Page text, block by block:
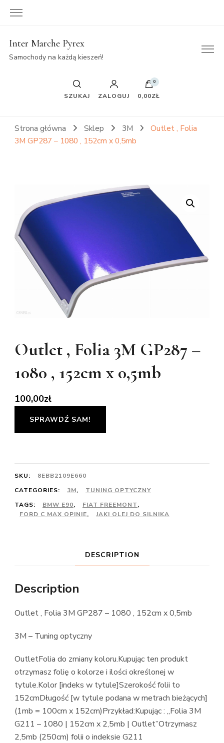
Inter Marche Pyrex
Samochody na każdą kieszeń!
SZUKAJ ZALOGUJ
0
0,00ZŁ
Strona główna Sklep 3M
Outlet , Folia
3M GP287 – 1080 , 152cm x 0,5mb
Outlet , Folia 3M GP287 –
1080 , 152cm x 0,5mb
100,00zł
SPRAWDŹ SAM!
SKU:
8EBB2109E660
CATEGORIES:
3M,
TUNING OPTYCZNY
TAGS:
BMW E90, FIAT FREEMONT,
FORD C MAX OPINIE, JAKI OLEJ DO SILNIKA
DESCRIPTION
Description
Outlet , Folia 3M GP287 – 1080 , 152cm x 0,5mb
3M – Tuning optyczny
OutletFolia do zmiany koloru.Kupując ten produkt
otrzymasz folię o kolorze i ilości określonej w
tytule.Kolor [indeks w tytule]Szerokość folii to
152cmDługość [w tytule podana w metrach bieżących]
(1mb = 100cm x 152cm)Przykład:Kupując : „Folia 3M
G211 – 1080 | 152cm x 2,5mb | Outlet”Otrzymasz
2,5mb (250cm) folii o indeksie G211